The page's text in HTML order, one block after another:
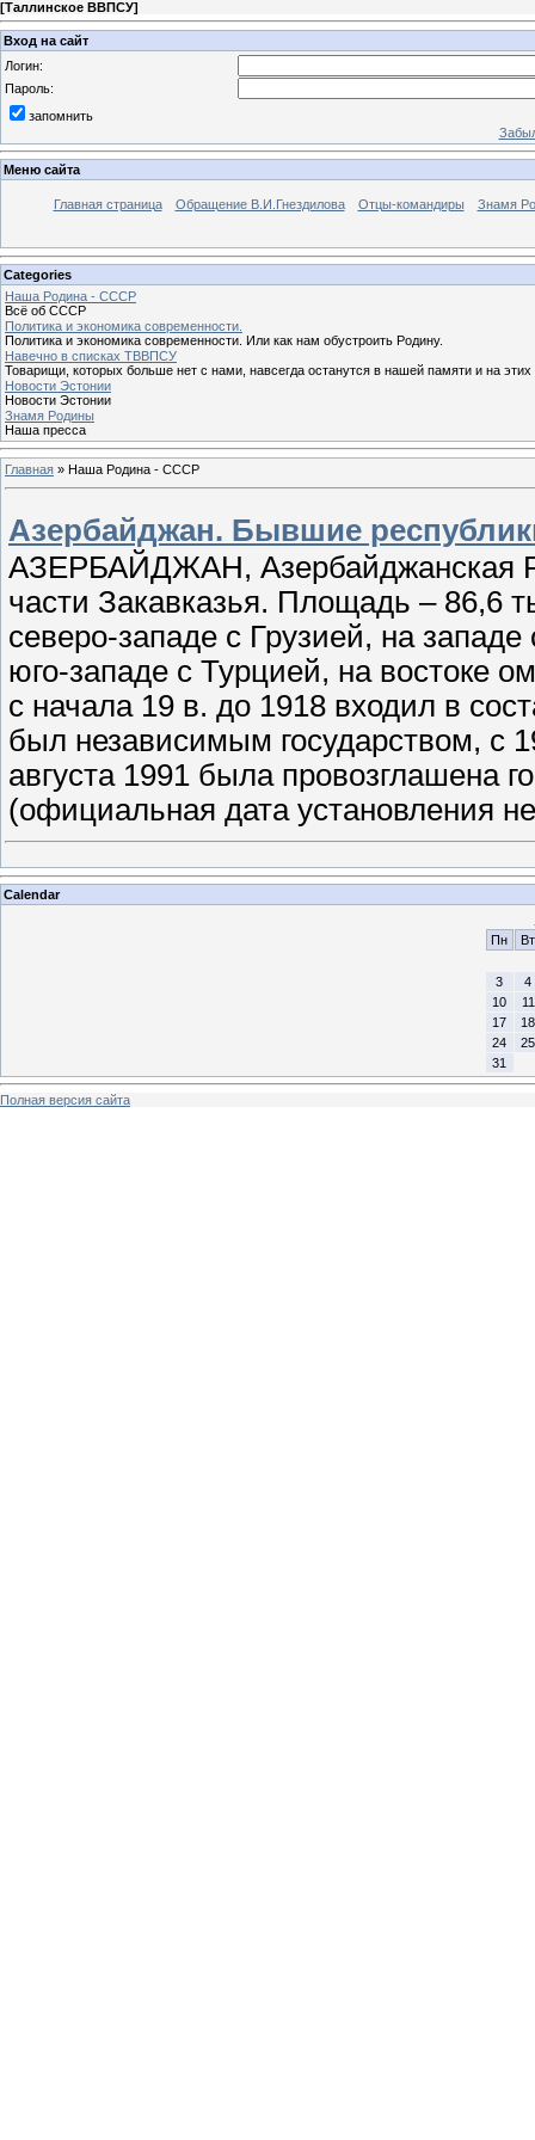
[Таллинское ВВПСУ]
Вход на сайт
Логин:
Пароль:
запомнить
Меню сайта
Главная страница Обращение В.И.Гнездилова Отцы-командиры Знамя
Categories
Наша Родина - СССР
Всё об СССР
Политика и экономика современности.
Политика и экономика современности. Или как нам обустроить Родину.
Навечно в списках ТВВПСУ
Товарищи, которых больше нет с нами, навсегда останутся в нашей памяти и на этих
Новости Эстонии
Новости Эстонии
Знамя Родины
Наша пресса
Главная » Наша Родина - СССР
Азербайджан. Бывшие
АЗЕРБАЙДЖАН, Азербайджанская
части Закавказья. Площадь – 86,6
северо-западе с Грузией, на
юго-западе с Турцией, на востоке
с начала 19 в. до 1918 входил в
был независимым государством, с
августа 1991 была провозглашена
(официальная дата установления
Calendar
Пн
Вт
3
4
10
11
17
18
24
25
31
Полная версия сайта